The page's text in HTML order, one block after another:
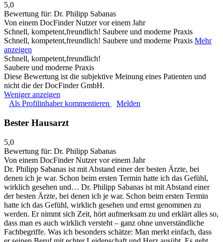
5,0
Bewertung für: Dr. Philipp Sabanas
Von einem DocFinder Nutzervor einem Jahr
Schnell, kompetent,freundlich! Saubere und moderne Praxis
Schnell, kompetent,freundlich! Saubere und moderne Praxis Mehr
anzeigen
Schnell, kompetent,freundlich!
Saubere und moderne Praxis
Diese Bewertung ist die subjektive Meinung eines Patienten und
nicht die der DocFinder GmbH.
Weniger anzeigen
Als Profilinhaber kommentieren
Melden
Bester Hausarzt
5,0
Bewertung für: Dr. Philipp Sabanas
Von einem DocFinder Nutzervor einem Jahr
Dr. Philipp Sabanas ist mit Abstand einer der besten Ärzte, bei
denen ich je war. Schon beim ersten Termin hatte ich das Gefühl,
wirklich gesehen und… Dr. Philipp Sabanas ist mit Abstand einer
der besten Ärzte, bei denen ich je war. Schon beim ersten Termin
hatte ich das Gefühl, wirklich gesehen und ernst genommen zu
werden. Er nimmt sich Zeit, hört aufmerksam zu und erklärt alles so,
dass man es auch wirklich versteht – ganz ohne unverständliche
Fachbegriffe. Was ich besonders schätze: Man merkt einfach, dass